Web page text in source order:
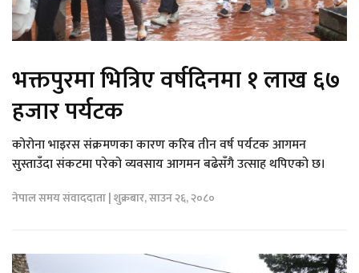
भक्तपुरमा भित्रिए वर्षदिनमा १ लाख ६७
हजार पर्यटक
कोरोना भाइरस संक्रमणका कारण करिब तीन वर्ष पर्यटक आगमन
सुस्ताउँदा संकटमा परेको व्यवसाय आगमन बढेसँगै उत्साह थपिएको छ।
नेपाल समय संवाददाता | शुक्रबार, साउन २६, २०८०